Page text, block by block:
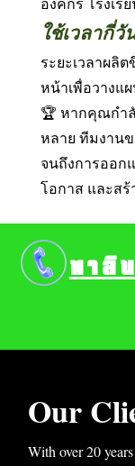
ใช้เวลากี่
ระยะเวลาผลิ
หน้าเพื่อวางแ
🏆 หากคุณกำ
หลาย ทีมงาน
จนถึงการออก
โอกาส และส
Our
With over 20
หาสิ